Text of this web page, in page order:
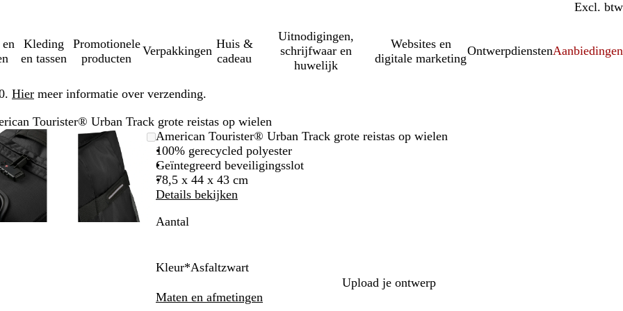
Incl. btw
Excl. btw
Kleding
en tassen
Promotionele
producten
Verpakkingen
Huis &
cadeau
Uitnodigingen,
schrijfwaar en
huwelijk
Websites en
digitale marketing
OntwerpdienstenAanbiedingen
Hier meer informatie over verzending.
Tourister® Urban Track grote reistas op wielen
Zoombare
afbeelding
Gezoomd
tot
minimum
Klik
om
uit
te
Gebruik
plus-
en
mintoetsen
zoomen
Zoombare
afbeelding
Gezoomd
tot
minimum
Klik
om
te
vouwen
Gebruik
plus-
mintoetsen
om
zoomen
American Tourister® Urban Track grote reistas op wielen
100% gerecycled polyester
Geïntegreerd beveiligingsslot
78,5 x 44 x 43 cm
Details bekijken
Aantal
Kleur*Asfaltzwart
s
o
Upload je ontwerp
Maten en afmetingen